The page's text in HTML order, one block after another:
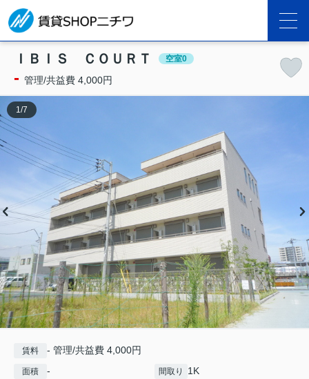
ＩＢＩＳ ＣＯＵＲＴ 空室0
- 管理/共益費 4,000円
1 /7
賃料 - 管理/共益費 4,000円
面積 - 間取り 1K